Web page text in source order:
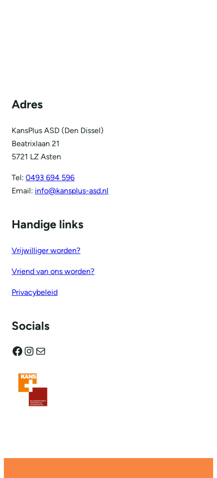
Adres
KansPlus ASD (Den Dissel)
Beatrixlaan 21
5721 LZ Asten
Tel: 0493 694 596
Email: info@kansplus-asd.nl
Handige links
Vrijwilliger worden?
Vriend van ons worden?
Privacybeleid
Socials
Facebook Instagram E-mail